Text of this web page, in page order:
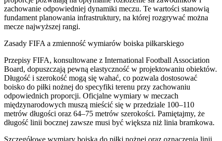
zachowanie odpowiedniej dynamiki meczu. Te wartości stanowią
fundament planowania infrastruktury, na której rozgrywać można
mecze najwyższej rangi.
Zasady FIFA a zmienność wymiarów boiska piłkarskiego
Przepisy FIFA, konsultowane z International Football Association
Board, dopuszczają pewną elastyczność w projektowaniu obiektów.
Długość i szerokość mogą się wahać, co pozwala dostosować
boisko do piłki nożnej do specyfiki terenu przy zachowaniu
odpowiednich proporcji. Oficjalne wymiary w meczach
międzynarodowych muszą mieścić się w przedziale 100–110
metrów długości oraz 64–75 metrów szerokości. Pamiętajmy, że
długość linii bocznej zawsze musi być większa niż linia bramkowa.
Szczegółowe wymiary boiska do piłki nożnej oraz oznaczenia linii